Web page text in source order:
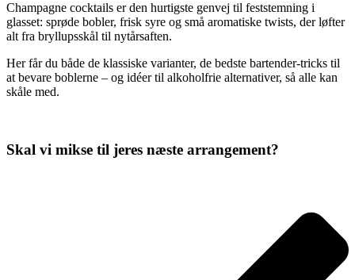
Champagne cocktails er den hurtigste genvej til feststemning i
glasset: sprøde bobler, frisk syre og små aromatiske twists, der løfter
alt fra bryllupsskål til nytårsaften.
Her får du både de klassiske varianter, de bedste bartender-tricks til
at bevare boblerne – og idéer til alkoholfrie alternativer, så alle kan
skåle med.
Skal vi mikse til jeres næste arrangement?